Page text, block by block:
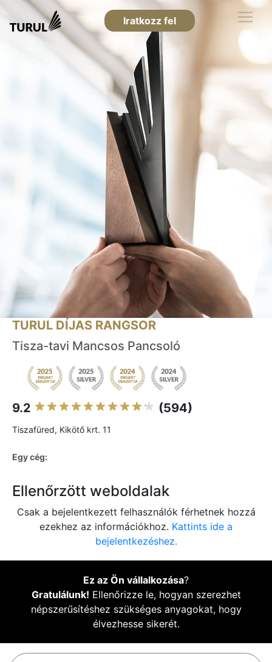
Iratkozz fel
TURUL DÍJAS RANGSOR
Tisza-tavi Mancsos Pancsoló
9.2 (594)
Tiszafüred, Kikötő krt. 11
Egy cég:
Ellenőrzött weboldalak
Csak a bejelentkezett felhasználók férhetnek hozzá
ezekhez az információkhoz. Kattints ide a
bejelentkezéshez.
Ez az Ön vállalkozása?
Gratulálunk! Ellenőrizze le, hogyan szerezhet
népszerűsítéshez szükséges anyagokat, hogy
élvezhesse sikerét.